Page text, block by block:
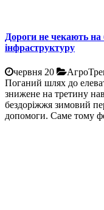
Дороги не чекають
інфраструктуру
червня 20
Поганий шлях до
знижене на третину
бездоріжжя зимовий
допомоги. Саме тому